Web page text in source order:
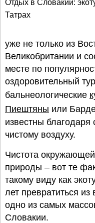
Отдых в Словакии:
Татрах
уже не только из
Великобритании и
месте по
оздоровительный
бальнеологические
Пиештяны или
известны
чистому воздуху.
Чистота
природы – вот те
такому виду как
лет превратиться
одно из самых
Словакии.